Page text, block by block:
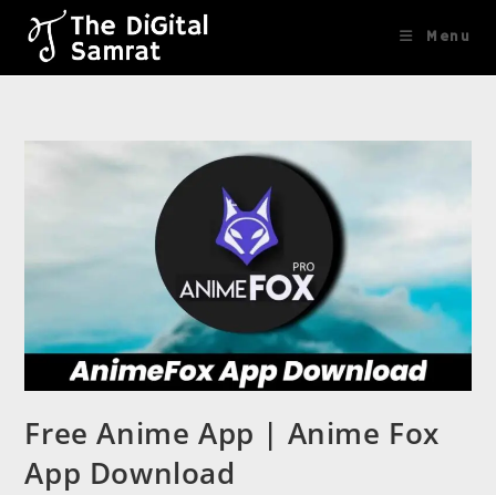
content
Menu
Free Anime App | Anime Fox
App Download